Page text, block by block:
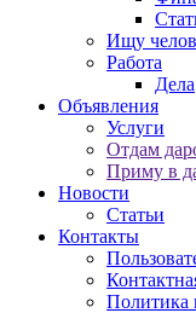
Ищу
Работа
Дела
Объявления
Услуги
Отдам
Приму в
Новости
Статьи
Контакты
Политика